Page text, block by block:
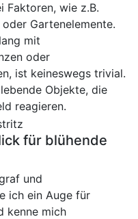
Faktoren, wie z.B.
Gartenelemente.
mit
oder
ist keineswegs trivial.
Objekte, die
reagieren.
für blühende
und
ich ein Auge für
kenne mich